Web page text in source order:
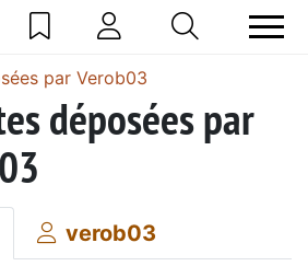
par Verob03
déposées par
verob03